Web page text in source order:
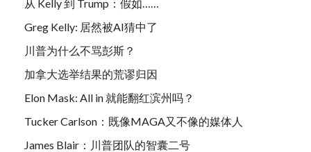
从 Kelly 到 Trump：假如……
Greg Kelly: 居然被AI猜中了
川普为什么不骂彭斯？
加拿大选举结果的荒谬归因
Elon Mask: All in 就能翻红滨州吗？
Tucker Carlson：既像MAGA又不像的媒体人
James Blair：川普团队的智囊二号